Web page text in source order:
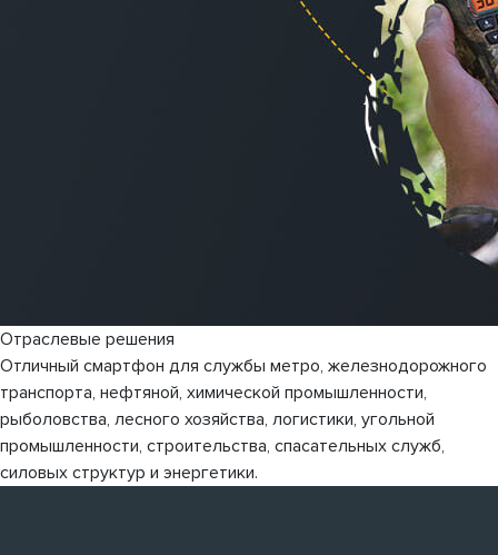
Отраслевые решения
Отличный смартфон для службы метро, железнодорожного
транспорта, нефтяной, химической промышленности,
рыболовства, лесного хозяйства, логистики, угольной
промышленности, строительства, спасательных служб,
силовых структур и энергетики.